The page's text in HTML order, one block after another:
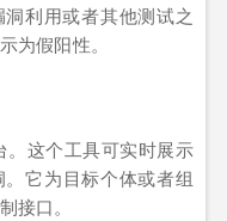
利用或者其他测试之
为假阳性。
。这个工具可实时展示
它为目标个体或者组
接口。